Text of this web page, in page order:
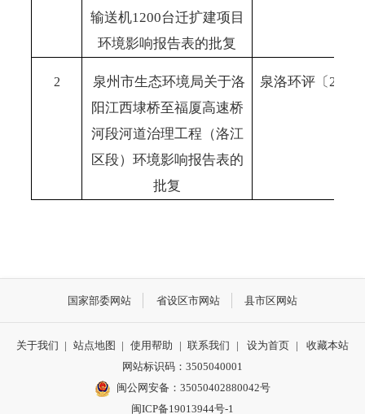
输送机1200台迁扩建项目
环境影响报告表的批复
2
泉州市生态环境局关于洛
阳江西埭桥至福厦高速桥
河段河道治理工程（洛江
区段）环境影响报告表的
批复
泉洛环评〔2026
国家部委网站 省设区市网站 县市区网站
关于我们 | 站点地图 | 使用帮助 | 联系我们 | 设为首页 |
收藏本站
网站标识码：3505040001
闽公网安备：35050402880042号
闽ICP备19013944号-1